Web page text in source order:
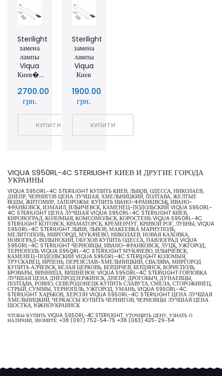
Sterilight
замена
лампы
Viqua
Киев�...
2700.00
грн.
КУПИТИ
Sterilight
замена
лампы
Viqua
Киев
1900.00
грн.
КУПИТИ
VIQUA S950RL-4C STERILIGHT КИЕВ И ДРУГИЕ ГОРОДА
УКРАИНЫ
VIQUA S950RL-4C STERILIGHT КУПИТЬ КИЕВ, ЛЬВОВ, ОДЕССА, НИКОЛАЕВ,
ДНЕПР, ЧЕРНИГОВ ЦЕНА ЛУЧШАЯ, ХМЕЛЬНИЦКИЙ, ПОЛТАВА, ЖЕЛТЫЕ
ВОДЫ, ЖИТОМИР, ЗАПОРОЖЬЕ КУПИТЬ ІВАНО-ФРАНКІВСЬК, ИВАНО-
ФРАНКОВСК, ИЗМАИЛ, ИЛЬИЧЕВСК, КАМЕНЕЦ-ПОДОЛЬСКИЙ VIQUA S950RL-
4C STERILIGHT ЦЕНА ЛУЧШАЯ VIQUA S950RL-4C STERILIGHT КИЕВ,
КИРОВОГРАД, КОЛОМЫЯ, КОМСОМОЛЬСК, КОРОСТЕНЬ VIQUA S950RL-4C
STERILIGHT КОТОВСК, КРАМАТОРСК, КРЕМЕНЧУГ, КРИВОЙ РОГ, ЛУБНЫ, VIQUA
S950RL-4C STERILIGHT ЛЬВІВ, ЛЬВОВ, МАКЕЕВКА МАРИУПОЛЬ,
МЕЛИТОПОЛЬ, МИРГОРОД, МУКАЧЕВО, НИКОЛАЕВ, НОВАЯ КАХОВКА,
НОВОГРАД-ВОЛЫНСКИЙ, ОБУХОВ КУПИТЬ ОДЕССА, ПАВЛОГРАД VIQUA
S950RL-4C STERILIGHT ЧЕРНОВЦЫ, ИВАНО-ФРАНКОВСК, ЛУЦК, УЖГОРОД,
ТЕРНОПОЛЬ VIQUA S950RL-4C STERILIGHT МУКАЧЕВО, ИЛЬИЧЁВСК,
КАМЕНЕЦ-ПОДОЛЬСКИЙ VIQUA S950RL-4C STERILIGHT КОЛОМЫЯ,
ТРУСКАВЕЦ, ИРПЕНЬ, ПЕРЕЯСЛАВ-ХМЕЛЬНИЦКИЙ, СВАЛЯВА, МИРГОРОД
КУПИТЬ АЛЧЕВСК, БЕЛАЯ ЦЕРКОВЬ, БЕРДИЧЕВ, БЕРДЯНСК, БОРИСПОЛЬ,
БРОВАРЫ, ВИННИЦА, ВИШНЕВОЕ VIQUA S950RL-4C STERILIGHT ГОРЛОВКА
ЛУЧШАЯ ЦЕНА ДНЕПРОДЗЕРЖИНСК, ДНЕПР, ДРОГОБЫЧ, ДУНАЕВЦЫ,
ПОЛТАВА, РОВНО, СЕВЕРОДОНЕЦК КУПИТЬ СЛАВУТА, СМЕЛА, СТОРОЖИНЕЦ,
СТРЫЙ, СУММЫ, ТЕРНОПІЛЬ, УЖГОРОД, УМАНЬ, VIQUA S950RL-4C
STERILIGHT ХАРЬКОВ, ХЕРСОН VIQUA S950RL-4C STERILIGHT ЦЕНА ЛУЧШАЯ
ХМЕЛЬНИЦКИЙ, ЧЕРКАССЫ КУПИТЬ ЧЕРНИГОВ, ЧЕРНОВЦЫ ЛУЧШАЯ ЦЕНА
ШОСТКА, ЮЖНОУКРАИНСК
ЧТОБЫ КУПИТЬ VIQUA S950RL-4C STERILIGHT, УТОЧНИТЬ ЦЕНУ, УЗНАТЬ О
НАЛИЧИИ, ЗВОНИТЕ: +38 (097) 752-54-75 +38 (063) 425-29-54